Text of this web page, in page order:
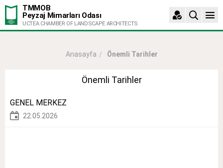
TMMOB
Peyzaj Mimarları Odası
UCTEA CHAMBER OF LANDSCAPE ARCHITECTS
Anasayfa Önemli Tarihler
Önemli Tarihler
GENEL MERKEZ
22.05.2026